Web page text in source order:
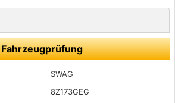
Fahrzeugprüfung
SWAG
8Z173GEG